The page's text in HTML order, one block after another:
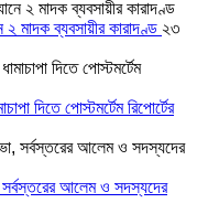
মাদক ব্যবসায়ীর কারাদণ্ড ২৩
দিতে পোস্টমর্টেম রিপোর্টের
সর্বস্তরের আলেম ও সদস্যদের